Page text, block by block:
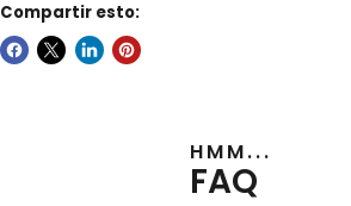
Compartir esto:
HMM...
FAQ